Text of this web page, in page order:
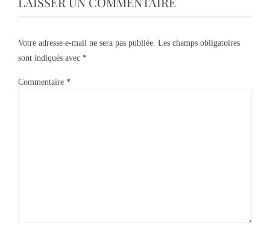
Votre adresse e-mail ne sera pas publiée. Les champs obligatoires
sont indiqués avec *
Commentaire *